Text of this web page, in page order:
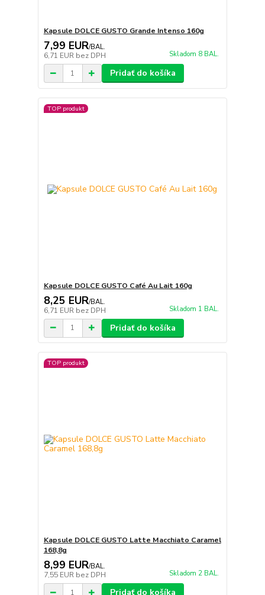
Kapsule DOLCE GUSTO Grande Intenso 160g
7,99 EUR/BAL.
6,71 EUR bez DPH Skladom 8 BAL.
Pridať do košíka
TOP produkt
Kapsule DOLCE GUSTO Café Au Lait 160g
8,25 EUR/BAL.
6,71 EUR bez DPH Skladom 1 BAL.
Pridať do košíka
TOP produkt
Kapsule DOLCE GUSTO Latte Macchiato Caramel
168,8g
8,99 EUR/BAL.
7,55 EUR bez DPH Skladom 2 BAL.
Pridať do košíka